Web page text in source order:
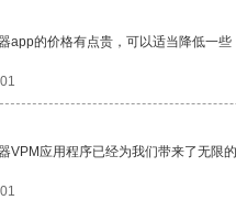
app的价格有点贵，可以适当降低一些
VPM应用程序已经为我们带来了无限